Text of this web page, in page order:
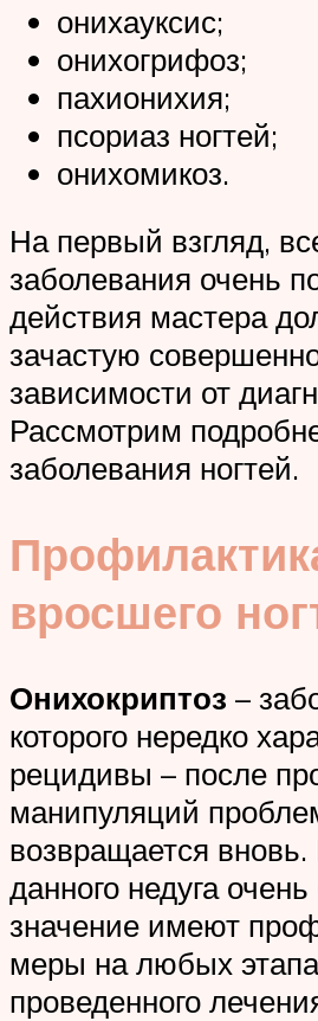
онихауксис;
онихогрифоз;
пахионихия;
псориаз ногтей;
онихомикоз.
На первый взгляд,
заболевания очень
действия мастера
зачастую
зависимости от
Рассмотрим
заболевания ногтей.
вросшего
Онихокриптоз –
которого нередко
рецидивы – после
манипуляций
возвращается
данного недуга
значение имеют
меры на любых
проведенного